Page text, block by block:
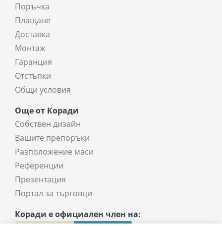
Поръчка
Плащане
Доставка
Монтаж
Гаранция
Отстъпки
Общи условия
Още от Коради
Собствен дизайн
Вашите препоръки
Разположение маси
Референции
Презентация
Портал за търговци
Коради е официален член на: